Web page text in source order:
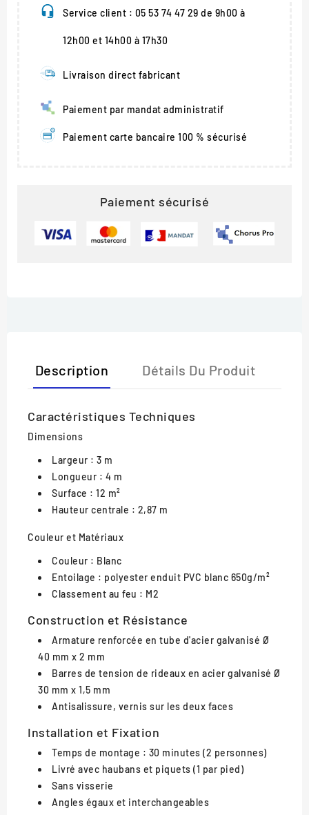
Service client : 05 53 74 47 29 de 9h00 à
12h00 et 14h00 à 17h30
Livraison direct fabricant
Paiement par mandat administratif
Paiement carte bancaire 100 % sécurisé
Paiement sécurisé
Description Détails Du Produit
Caractéristiques Techniques
Dimensions
Largeur : 3 m
Longueur : 4 m
Surface : 12 m²
Hauteur centrale : 2,87 m
Couleur et Matériaux
Couleur : Blanc
Entoilage : polyester enduit PVC blanc 650g/m²
Classement au feu : M2
Construction et Résistance
Armature renforcée en tube d'acier galvanisé Ø
40 mm x 2 mm
Barres de tension de rideaux en acier galvanisé Ø
30 mm x 1,5 mm
Antisalissure, vernis sur les deux faces
Installation et Fixation
Temps de montage : 30 minutes (2 personnes)
Livré avec haubans et piquets (1 par pied)
Sans visserie
Angles égaux et interchangeables